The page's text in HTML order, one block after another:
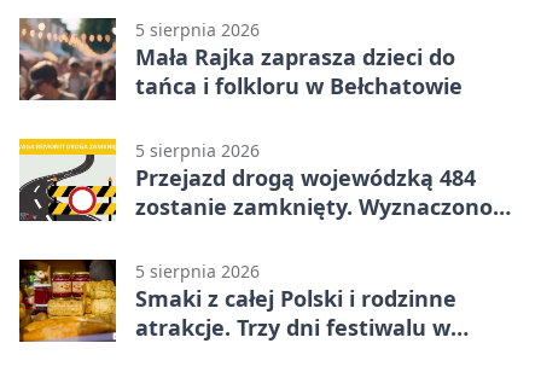
5 sierpnia 2026
Mała Rajka zaprasza dzieci do
tańca i folkloru w Bełchatowie
5 sierpnia 2026
Przejazd drogą wojewódzką 484
zostanie zamknięty. Wyznaczono
5 sierpnia 2026
Smaki z całej Polski i rodzinne
atrakcje. Trzy dni festiwalu w